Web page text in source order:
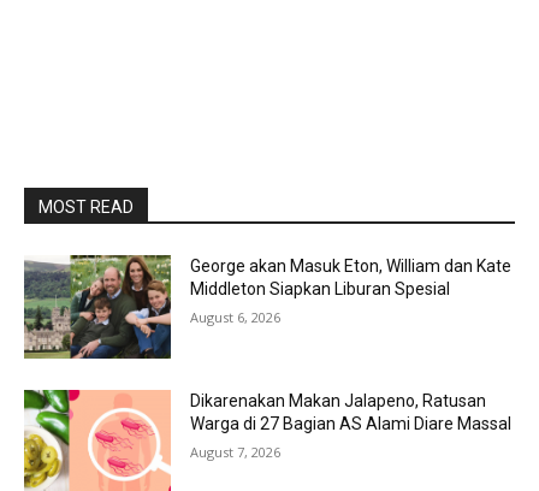
MOST READ
George akan Masuk Eton, William dan Kate
Middleton Siapkan Liburan Spesial
August 6, 2026
Dikarenakan Makan Jalapeno, Ratusan
Warga di 27 Bagian AS Alami Diare Massal
August 7, 2026